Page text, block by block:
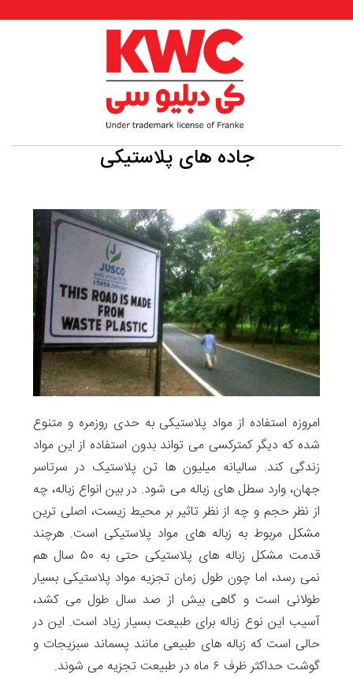
جاده های پلاستیکی
امروزه استفاده از مواد پلاستیکی به حدی روزمره و متنوع
شده که دیگر کمترکسی می تواند بدون استفاده از این مواد
زندگی کند. سالیانه میلیون ها تن پلاستیک در سرتاسر
جهان، وارد سطل های زباله می شود. در بین انواع زباله، چه
از نظر حجم و چه از نظر تاثیر بر محیط زیست، اصلی ترین
مشکل مربوط به زباله های مواد پلاستیکی است. هرچند
قدمت مشکل زباله های پلاستیکی حتی به ۵۰ سال هم
نمی رسد، اما چون طول زمان تجزیه مواد پلاستیکی بسیار
طولانی است و گاهی بیش از صد سال طول می کشد،
آسیب این نوع زباله برای طبیعت بسیار زیاد است. این در
حالی است که زباله های طبیعی مانند پسماند سبزیجات و
گوشت حداکثر ظرف ۶ ماه در طبیعت تجزیه می شوند.